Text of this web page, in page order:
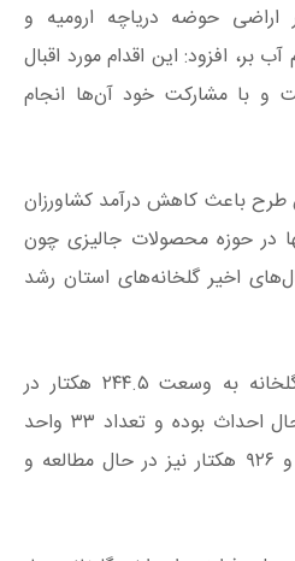
حوضه دریاچه ارومیه و
بر، افزود: این اقدام مورد اقبال
و با مشارکت خود آن‌ها انجام
باعث کاهش درآمد کشاورزان
در حوزه محصولات جالیزی چون
اخیر گلخانه‌های استان رشد
وی افزود: تعداد ۱۴ واحد گلخانه به وسعت ۲۴۴.۵ هکتار در
استان آذربایجان شرقی در حال احداث بوده و تعداد ۳۳ واحد
گلخانه ای به وسعت یکهزار و ۹۲۶ هکتار نیز در حال مطالعه و